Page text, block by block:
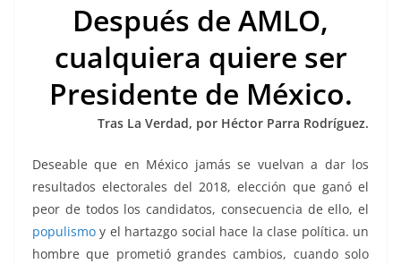
c
e
b
o
k
itt
er
ai
l
at
s
A
p
p
ss
e
n
g
er
e
gr
a
m
m
p
ar
tir
Después de AMLO,
cualquiera quiere ser
Presidente de México.
Tras La Verdad, por Héctor Parra Rodríguez.
Deseable que en México jamás se vuelvan a dar los
resultados electorales del 2018, elección que ganó el
peor de todos los candidatos, consecuencia de ello, el
populismo y el hartazgo social hace la clase política. un
hombre que prometió grandes cambios, cuando solo